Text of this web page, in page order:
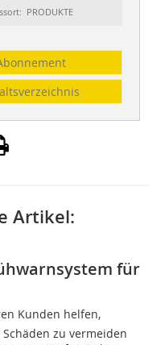
PRODUKTE
Artikel:
für
Kunden helfen,
zu vermeiden